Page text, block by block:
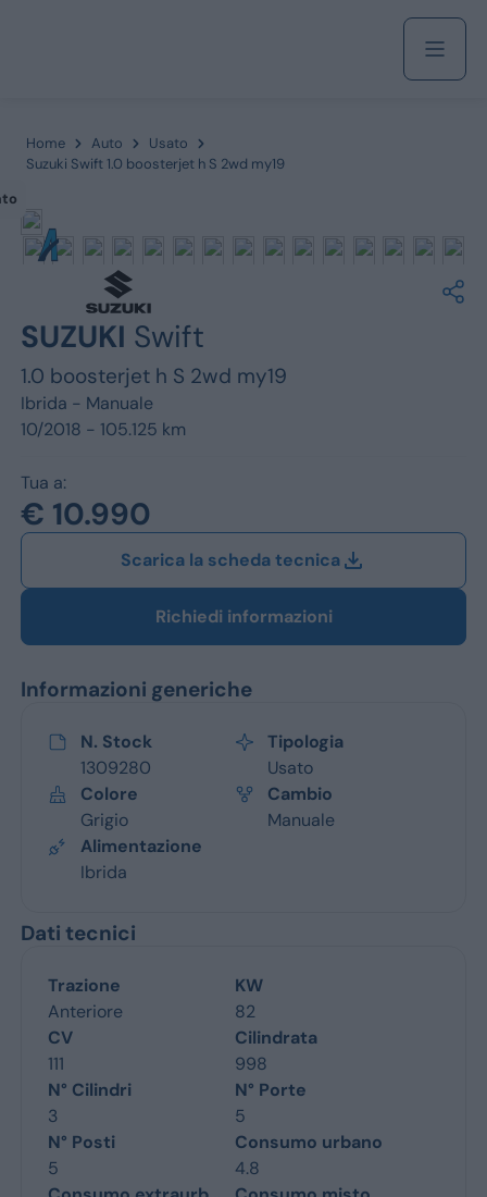
Marchi
Alfa Romeo
Dacia
Renault
Opel
Vedi tutti i marchi
Home Auto
Usato
Suzuki Swift 1.0 boosterjet h S 2wd my19
SUZUKI Swift
1.0 boosterjet h S 2wd my19
Ibrida - Manuale
10/2018 - 105.125 km
Tua a:
€ 10.990
Scarica la scheda tecnica
Richiedi informazioni
Informazioni generiche
N. Stock
1309280
Tipologia
Usato
Colore
Grigio
Cambio
Manuale
Alimentazione
Ibrida
Dati tecnici
Trazione
Anteriore
KW
82
CV
111
Cilindrata
998
N° Cilindri
3
N° Porte
5
N° Posti
5
Consumo urbano
4.8